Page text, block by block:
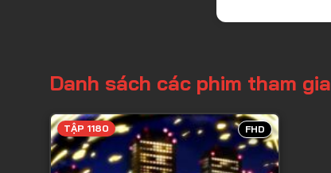
Danh sách các phim tham gia
FHD
TẬP 1180